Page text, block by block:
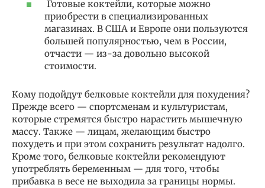
Готовые коктейли, которые можно
приобрести в специализированных
магазинах. В США и Европе они пользуются
большей популярностью, чем в России,
отчасти — из-за довольно высокой
стоимости.
Кому подойдут белковые коктейли для похудения?
Прежде всего — спортсменам и культуристам,
которые стремятся быстро нарастить мышечную
массу. Также — лицам, желающим быстро
похудеть и при этом сохранить результат надолго.
Кроме того, белковые коктейли рекомендуют
употреблять беременным — для того, чтобы
прибавка в весе не выходила за границы нормы.